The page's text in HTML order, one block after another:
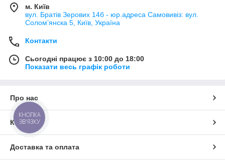
м. Київ
вул. Братів Зерових 14б - юр.адреса Самовивіз: вул.
Соломʼянска 5, Київ, Україна
Контакти
Сьогодні працює з 10:00 до 18:00
Показати весь графік роботи
Про нас
Контакти
Доставка та оплата
КНОПКА
ЗВ'ЯЗКУ